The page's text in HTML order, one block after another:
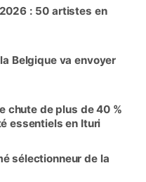
: 50 artistes en
Belgique va envoyer
chute de plus de 40 %
essentiels en Ituri
sélectionneur de la